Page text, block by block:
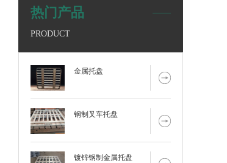
热门产品
PRODUCT
金属托盘
钢制叉车托盘
镀锌钢制金属托盘